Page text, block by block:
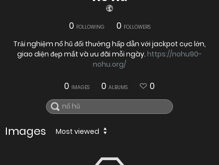
0 FOLLOWING 0 FOLLOWERS
Trải nghiệm nổ hũ đổi thưởng hấp dẫn với jackpot cực lớn,
giao diện đẹp mắt và ưu đãi mỗi ngày. https://nohu90-
nohu.org/
0 IMAGES 0 ALBUMS 0
Images Most viewed